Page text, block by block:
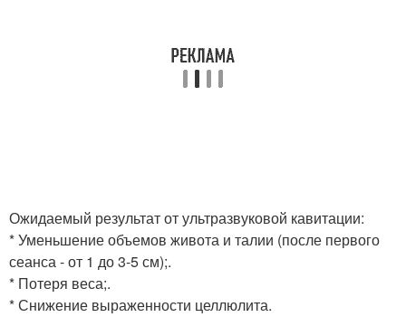
Ожидаемый результат от ультразвуковой кавитации:
* Уменьшение объемов живота и талии (после первого
сеанса - от 1 до 3-5 см);.
* Потеря веса;.
* Снижение выраженности целлюлита.